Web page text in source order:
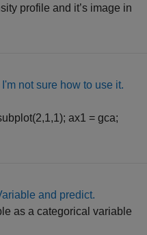
profile and it’s image in
not sure how to use it.
ax1 = gca;
and predict.
as a categorical variable